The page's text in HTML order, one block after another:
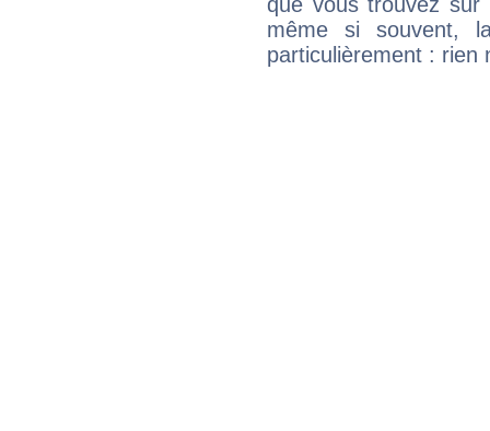
même si souvent,
particulièrement : rien